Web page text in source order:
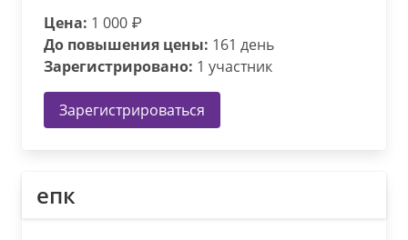
Цена: 1 000 ₽
До повышения цены: 161 день
Зарегистрировано: 1 участник
Зарегистрироваться
епк